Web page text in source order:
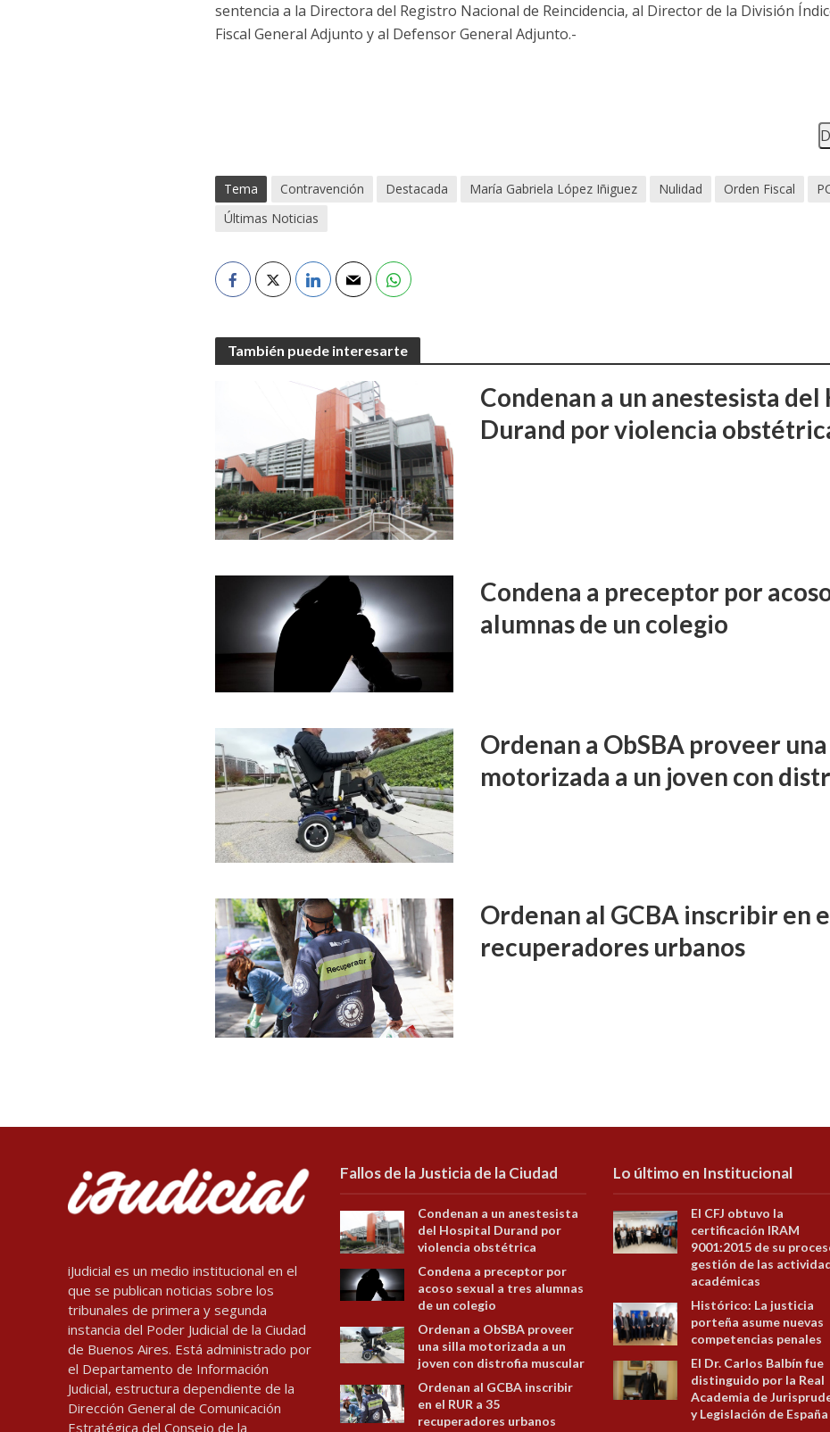
sentencia a la Directora del Registro Nacional de Reincidencia, al Director de la División
Fiscal General Adjunto y al Defensor General Adjunto.-
Tema Contravención Destacada María Gabriela López Iñiguez Nulidad Orden Fiscal
Últimas Noticias
También puede interesarte
Condenan a un anestesista del
Durand por violencia
Condena a preceptor por
alumnas de un colegio
Ordenan a ObSBA proveer
motorizada a un joven con
Ordenan al GCBA inscribir en
recuperadores urbanos
iJudicial es un medio institucional en el
que se publican noticias sobre los
tribunales de primera y segunda
instancia del Poder Judicial de la Ciudad
de Buenos Aires. Está administrado por
el Departamento de Información
Judicial, estructura dependiente de la
Dirección General de Comunicación
Estratégica del Consejo de la
Fallos de la Justicia de la Ciudad
Condenan a un anestesista
del Hospital Durand por
violencia obstétrica
Condena a preceptor por
acoso sexual a tres alumnas
de un colegio
Ordenan a ObSBA proveer
una silla motorizada a un
joven con distrofia muscular
Ordenan al GCBA inscribir
en el RUR a 35
recuperadores urbanos
Lo último en Institucional
El CFJ obtuvo la
certificación IRAM
9001:2015 de su
gestión de las
académicas
Histórico: La justicia
porteña asume nuevas
competencias penales
El Dr. Carlos Balbín fue
distinguido por la Real
Academia de
y Legislación de España